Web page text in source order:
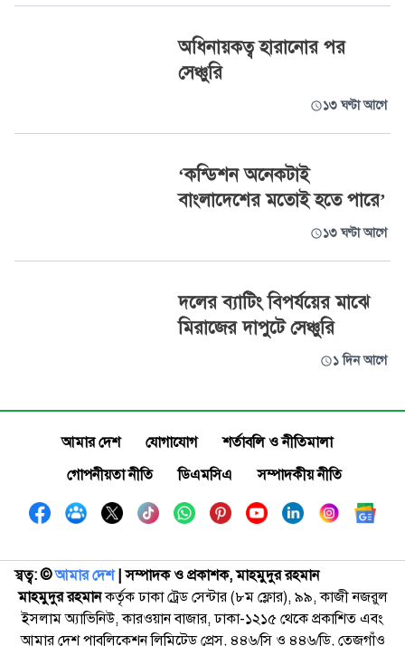
অধিনায়কত্ব হারানোর পর
সেঞ্চুরি
১৩ ঘণ্টা আগে
‘কন্ডিশন অনেকটাই
বাংলাদেশের মতোই হতে পারে’
১৩ ঘণ্টা আগে
দলের ব্যাটিং বিপর্যয়ের মাঝে
মিরাজের দাপুটে সেঞ্চুরি
১ দিন আগে
আমার দেশ যোগাযোগ
শর্তাবলি ও নীতিমালা
গোপনীয়তা নীতি
ডিএমসিএ সম্পাদকীয় নীতি
স্বত্ব: ©️আমার দেশ| সম্পাদক ও প্রকাশক, মাহমুদুর রহমান
মাহমুদুর রহমানকর্তৃক ঢাকা ট্রেড সেন্টার (৮ম ফ্লোর), ৯৯, কাজী নজরুল
ইসলাম অ্যাভিনিউ, কারওয়ান বাজার, ঢাকা-১২১৫ থেকে প্রকাশিত এবং
আমার দেশ পাবলিকেশন লিমিটেড প্রেস, ৪৪৬/সি ও ৪৪৬/ডি, তেজগাঁও